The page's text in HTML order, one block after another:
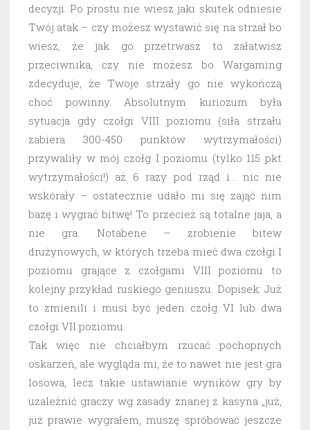
decyzji. Po prostu nie wiesz jaki skutek odniesie
Twój atak – czy możesz wystawić się na strzał bo
wiesz, że jak go przetrwasz to załatwisz
przeciwnika, czy nie możesz bo Wargaming
zdecyduje, że Twoje strzały go nie wykończą
choć powinny. Absolutnym kuriozum była
sytuacja gdy czołgi VIII poziomu (siła strzału
zabiera 300-450 punktów wytrzymałości)
przywaliły w mój czołg I poziomu (tylko 115 pkt
wytrzymałości!) aż 6 razy pod rząd i… nic nie
wskórały – ostatecznie udało mi się zająć nim
bazę i wygrać bitwę! To przecież są totalne jaja, a
nie gra. Notabene – zrobienie bitew
drużynowych, w których trzeba mieć dwa czołgi I
poziomu grające z czołgami VIII poziomu to
kolejny przykład ruskiego geniuszu. Dopisek: Już
to zmienili i musi być jeden czołg VI lub dwa
czołgi VII poziomu.
Tak więc nie chciałbym rzucać pochopnych
oskarżeń, ale wygląda mi, że to nawet nie jest gra
losowa, lecz takie ustawianie wyników gry by
uzależnić graczy wg zasady znanej z kasyna „już,
już prawie wygrałem, muszę spróbować jeszcze